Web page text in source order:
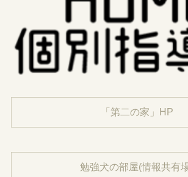
「第二の家」HP
勉強犬の部屋(情報共有